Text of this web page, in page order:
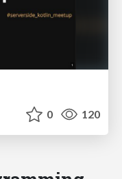
0 120